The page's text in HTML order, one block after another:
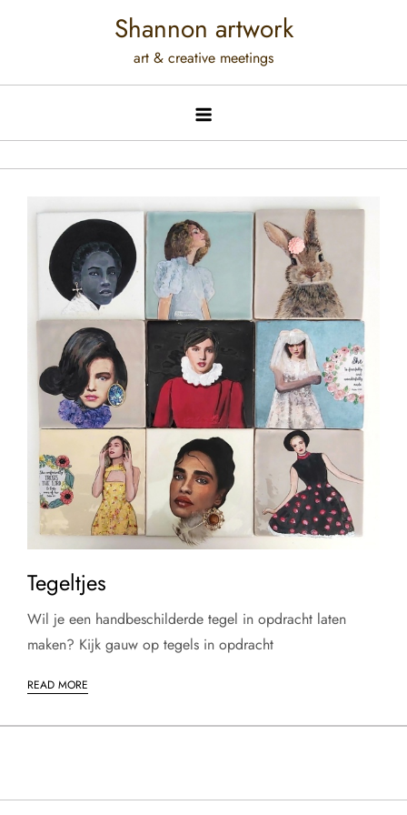
Shannon artwork
art & creative meetings
Tegeltjes
Wil je een handbeschilderde tegel in opdracht laten
maken? Kijk gauw op tegels in opdracht
READ MORE